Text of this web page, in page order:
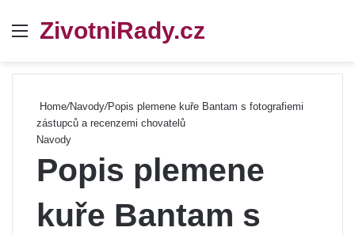
Menu
ZivotniRady.cz
Home/Navody/Popis plemene kuře Bantam s fotografiemi
zástupců a recenzemi chovatelů
Navody
Popis plemene
kuře Bantam s